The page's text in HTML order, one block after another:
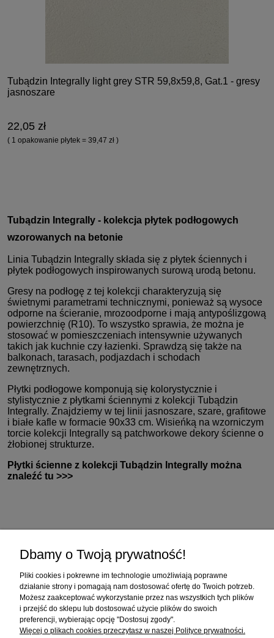
Tubądzin Integrally light grey STR 59,8x59,8, Gat.1 - gresy
jasnoszare
22,05 zł
( 1 opakowanie płytek = 39,47 zł )
Tubądzin Integrally - kolekcja płytek podłogowych
wzorowanych na betonie
Linia Tubądzin Integrally składa się z płytek ściennych i
płytek podłogowych inspirowanych surową urodą betonu.
Gresy na podłogę z tej kolekcji charakteryzują się
świetnymi parametrami technicznymi, ponieważ są wysoce
odporne na ścieranie, mrozoodporne i mają antypoślizgową
powierzchnię (R10). To wszystko sprawia, że można je
stosować w pomieszczeniach intensywnie używanych
takich jak kuchnie czy łazienki. Sprawdzą się także na
balkonach, tarasach, podjazdach i schodach
zewnętrznych.
Płytki podłogowe komponują się kolorystycznie i
stylistycznie z płytkami ściennymi z kolekcji Tubądzin
Integrally. Znajdziemy w tej linii jasnoszare, szare, grafitowe
i białe kafle w formacie 90x33 cm. Wisieńką na wzorniczym
torcie kolekcji Integrally są patchworkowe dekory ścienne o
żłobionej strukturze.
Płytki ścienne z kolekcji Tubądzin Integrally można
znaleźć tu >>>
Moje konto
Informacje
Dbamy o Twoją prywatność!
Pliki cookies i pokrewne im technologie umożliwiają poprawne
działanie strony i pomagają nam dostosować ofertę do Twoich potrzeb.
Możesz zaakceptować wykorzystanie przez nas wszystkich tych plików
i przejść do sklepu lub dostosować użycie plików do swoich
preferencji, wybierając opcję "Dostosuj zgody".
Więcej o plikach cookies przeczytasz w naszej Polityce prywatności.